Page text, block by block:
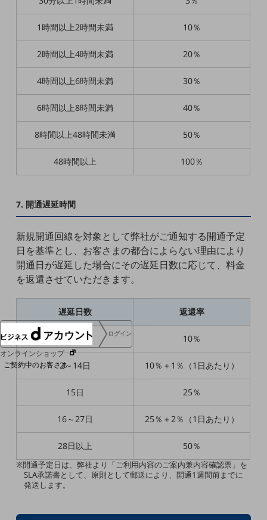
ダイバーシティ
経営情報
経営情報TOP
電子公告
基礎的電気通信役務損益明細表
採用情報
障がい者採用
人材育成制度
広告・協賛
ログイン
オンラインショップ
ご契約中のお客さま
サービス別サポート情報
ご契約中サービスの一元管理
1時間以上2時間未満 10％
2時間以上4時間未満 20％
4時間以上6時間未満 30％
6時間以上8時間未満 40％
8時間以上48時間未満 50％
48時間以上 100％
7. 開通遅延時間
新規開通回線を対象として弊社がご通知する開通予定
日を基準とし、お客さまの都合によらない理由により
開通日が遅延した場合にその遅延日数に応じて、料金
を返還させていただきます。
遅延日数 返還率
1日 10％
2～14日 10％＋1％（1日あたり）
15日 25％
16～27日 25％＋2％（1日あたり）
28日以上 50％
※開通予定日は、弊社より「ご利用内容のご案内兼内容確認票」を
SLA承諾書として、原則として郵送により、開通1週間前までに
発送します。